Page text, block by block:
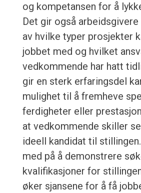
og kompetansen for å
Det gir også
av hvilke typer prosjekter
jobbet med og hvilket
vedkommende har hatt
gir en sterk erfaringsdel
mulighet til å fremheve
ferdigheter eller
at vedkommende skiller
ideell kandidat til
med på å demonstrere
kvalifikasjoner for
øker sjansene for å få